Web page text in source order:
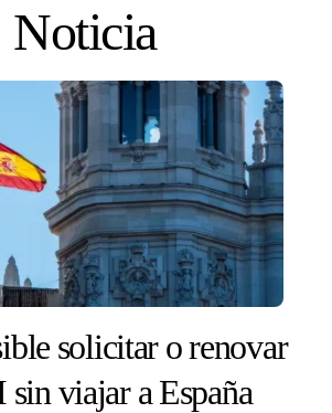
Noticia
solicitar o renovar
viajar a España